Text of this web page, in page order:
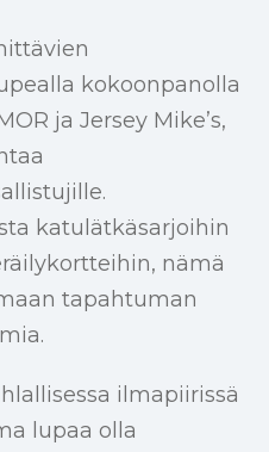
kokoonpanolla
ja Jersey Mike’s,
katulätkäsarjoihin
nämä
tapahtuman
ilmapiirissä
lupaa olla